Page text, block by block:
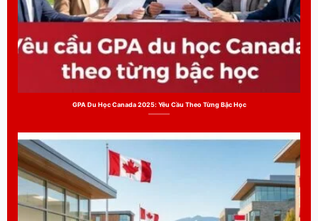
GPA Du Học Canada 2025: Yêu Cầu Theo Từng Bậc Học